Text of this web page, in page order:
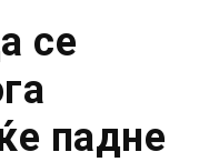
се
падне